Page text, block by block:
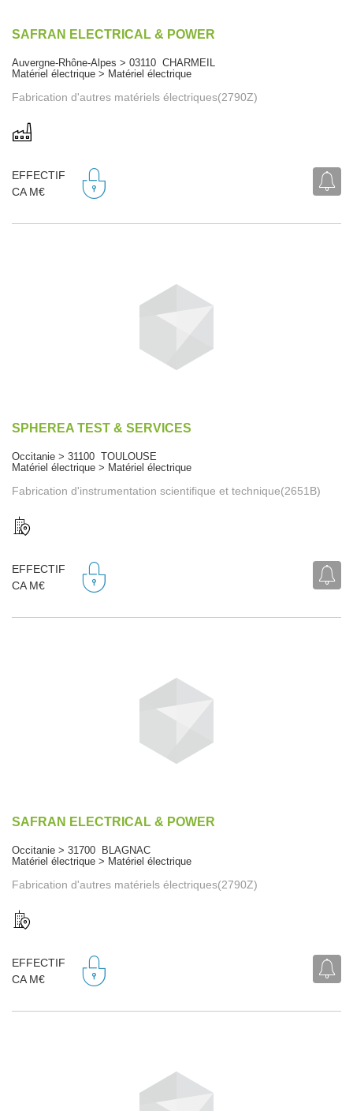
SAFRAN ELECTRICAL & POWER
Auvergne-Rhône-Alpes > 03110 CHARMEIL
Matériel électrique > Matériel électrique
Fabrication d'autres matériels électriques(2790Z)
EFFECTIF
CA M€
SPHEREA TEST & SERVICES
Occitanie > 31100 TOULOUSE
Matériel électrique > Matériel électrique
Fabrication d'instrumentation scientifique et technique(2651B)
EFFECTIF
CA M€
SAFRAN ELECTRICAL & POWER
Occitanie > 31700 BLAGNAC
Matériel électrique > Matériel électrique
Fabrication d'autres matériels électriques(2790Z)
EFFECTIF
CA M€